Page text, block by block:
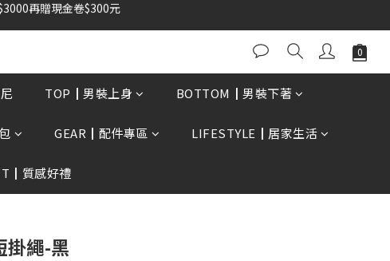
TOP┃男裝上身 BOTTOM┃男裝下著
GEAR┃配件專區 LIFESTYLE┃居家生活
質感好禮
掛繩-黑